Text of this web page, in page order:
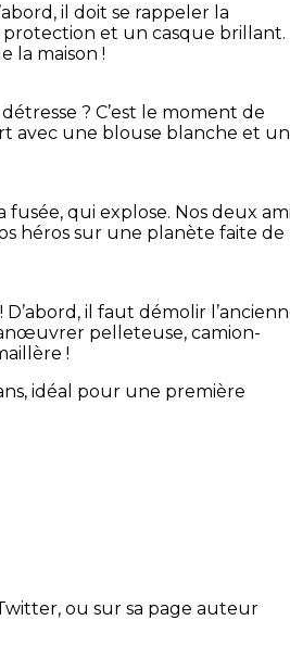
il doit se rappeler la
et un casque brillant.
la maison !
? C’est le moment de
avec une blouse blanche et
qui explose. Nos deux
héros sur une planète faite de
il faut démolir
pelleteuse, camion-
!
idéal pour une première
ou sur sa page auteur